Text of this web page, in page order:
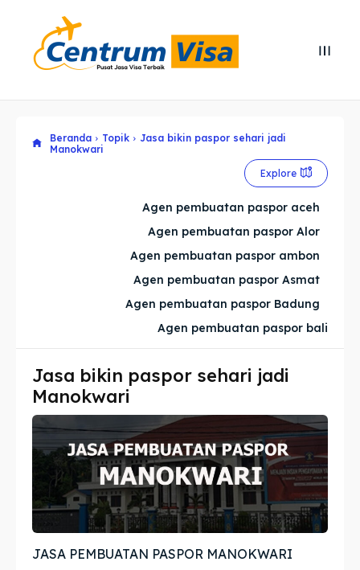
Explore our destinations
Imta
Legalisir
Apostille
Penerjemah
Asuransi
Explore our destinations
Imta
Legalisir
Apostille
Penerjemah
Asuransi
Beranda Topik
Jasa bikin paspor sehari jadi
Manokwari
Explore
Agen pembuatan paspor aceh
Agen pembuatan paspor Alor
Agen pembuatan paspor ambon
Agen pembuatan paspor Asmat
Agen pembuatan paspor Badung
Agen pembuatan paspor bali
Jasa bikin paspor sehari jadi
Manokwari
JASA PEMBUATAN PASPOR MANOKWARI